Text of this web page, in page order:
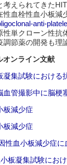
えられてきた
性血栓性血小板
anti-
性単クローン性抗
調節薬の開発も理
オンライン文献
凝集試験における
血管撮影中に脳
板減少症
板減少症
性血小板減少症
板凝集試験にお